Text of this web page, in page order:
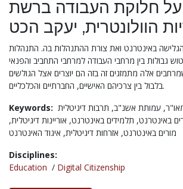
על חלוקת העבודה ברשת
הוולונטרית, יעקב הכט
באינטרנט ואת צורת ההתנהלות בה. התנהלות
גבולות בין מרחבי העבודה למרחבי התחביב והפנאי
אלה מתמזגים זה בזה הם יוצרים אצל הגולשים
בלבול בין צרכיהם האישיים, החברתיים והכלכליים.
Keywords:
עמותת אשנ"ב,
באינטרנט, תלמידים באינטרנט, אוריינות דיגיטלית,
מורים באינטרנט, אזרחות דיגיטלית, איגוד האינטרנט
Disciplines:
Education / Digital Citizenship